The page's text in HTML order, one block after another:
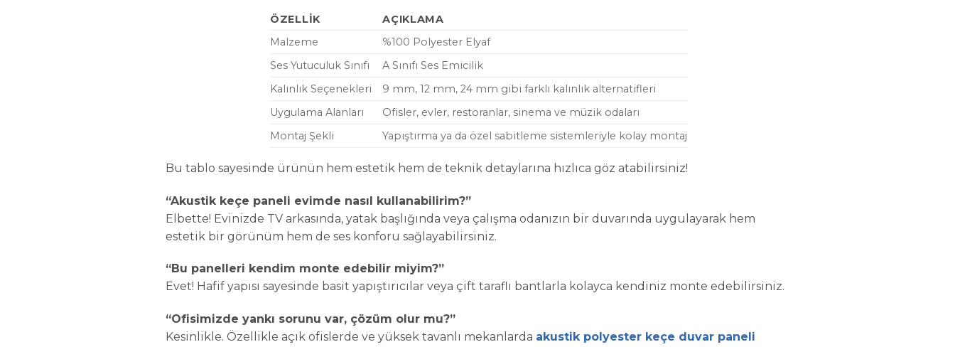
ÖZELLIK
AÇIKLAMA
Malzeme
%100 Polyester Elyaf
Ses Yutuculuk Sınıfı
A Sınıfı Ses Emicilik
Kalınlık Seçenekleri
9 mm, 12 mm, 24 mm gibi farklı kalınlık alternatifleri
Uygulama Alanları
Ofisler, evler, restoranlar, sinema ve müzik odaları
Montaj Şekli
Yapıştırma ya da özel sabitleme sistemleriyle kolay montaj
Bu tablo sayesinde ürünün hem estetik hem de teknik detaylarına hızlıca göz atabilirsiniz!
“Akustik keçe paneli evimde nasıl kullanabilirim?”
Elbette! Evinizde TV arkasında, yatak başlığında veya çalışma odanızın bir duvarında uygulayarak hem
estetik bir görünüm hem de ses konforu sağlayabilirsiniz.
“Bu panelleri kendim monte edebilir miyim?”
Evet! Hafif yapısı sayesinde basit yapıştırıcılar veya çift taraflı bantlarla kolayca kendiniz monte edebilirsiniz.
“Ofisimizde yankı sorunu var, çözüm olur mu?”
Kesinlikle. Özellikle açık ofislerde ve yüksek tavanlı mekanlarda akustik polyester keçe duvar paneli